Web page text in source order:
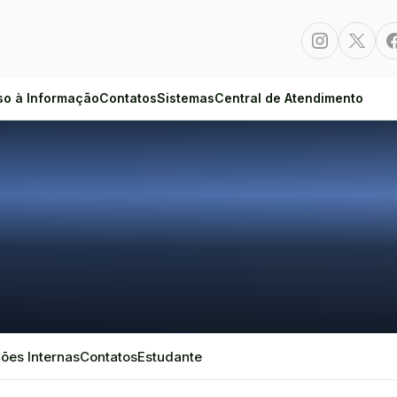
Instagram
à InformaçãoContatosSistemasCentral de Atendimento
InternasContatosEstudante